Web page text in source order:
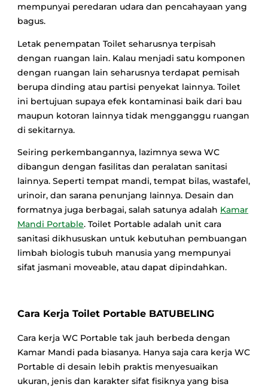
mempunyai peredaran udara dan pencahayaan yang
bagus.
Letak penempatan Toilet seharusnya terpisah
dengan ruangan lain. Kalau menjadi satu komponen
dengan ruangan lain seharusnya terdapat pemisah
berupa dinding atau partisi penyekat lainnya. Toilet
ini bertujuan supaya efek kontaminasi baik dari bau
maupun kotoran lainnya tidak mengganggu ruangan
di sekitarnya.
Seiring perkembangannya, lazimnya sewa WC
dibangun dengan fasilitas dan peralatan sanitasi
lainnya. Seperti tempat mandi, tempat bilas, wastafel,
urinoir, dan sarana penunjang lainnya. Desain dan
formatnya juga berbagai, salah satunya adalah Kamar
Mandi Portable. Toilet Portable adalah unit cara
sanitasi dikhususkan untuk kebutuhan pembuangan
limbah biologis tubuh manusia yang mempunyai
sifat jasmani moveable, atau dapat dipindahkan.
Cara Kerja Toilet Portable BATUBELING
Cara kerja WC Portable tak jauh berbeda dengan
Kamar Mandi pada biasanya. Hanya saja cara kerja WC
Portable di desain lebih praktis menyesuaikan
ukuran, jenis dan karakter sifat fisiknya yang bisa